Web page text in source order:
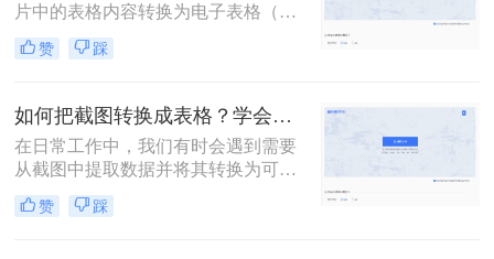
片中的表格内容转换为电子表格（如
Excel）格式，以便进行进一步的编
辑、计算和分析。那么怎么将照片表
将照片表格转换为电子表格的方法。
赞 踩
如何把截图转换成表格？学会这3种方法轻松转换！
在日常工作中，我们有时会遇到需要
从截图中提取数据并将其转换为可编
辑表格的情况。那么如何把截图转换
成表格呢？本文将介绍三种不同的方
赞 踩